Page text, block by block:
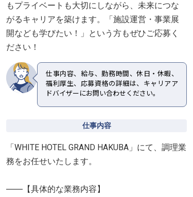
もプライベートも大切にしながら、未来につな
がるキャリアを築けます。「施設運営・事業展
開なども学びたい！」という方もぜひご応募く
ださい！
仕事内容、給与、勤務時間、休日・休暇、
福利厚生、応募資格の詳細は、キャリアア
ドバイザーにお問い合わせください。
仕事内容
「WHITE HOTEL GRAND HAKUBA」にて、調理業
務をお任せいたします。
――【具体的な業務内容】